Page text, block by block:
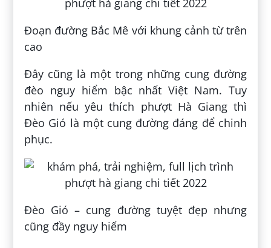
Đoạn đường Bắc Mê với khung cảnh từ trên
cao
Đây cũng là một trong những cung đường
đèo nguy hiểm bậc nhất Việt Nam. Tuy
nhiên nếu yêu thích phượt Hà Giang thì
Đèo Gió là một cung đường đáng để chinh
phục.
Đèo Gió – cung đường tuyệt đẹp nhưng
cũng đầy nguy hiểm